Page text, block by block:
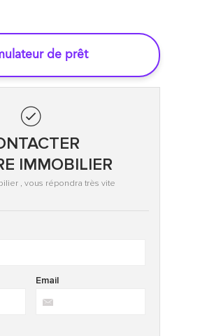
de prêt
IMMOBILIER
, vous répondra très vite
Email